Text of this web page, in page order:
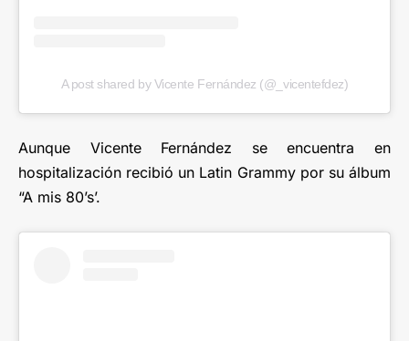
A post shared by Vicente Fernández (@_vicentefdez)
Aunque Vicente Fernández se encuentra en
hospitalización recibió un Latin Grammy por su álbum
“A mis 80’s’.